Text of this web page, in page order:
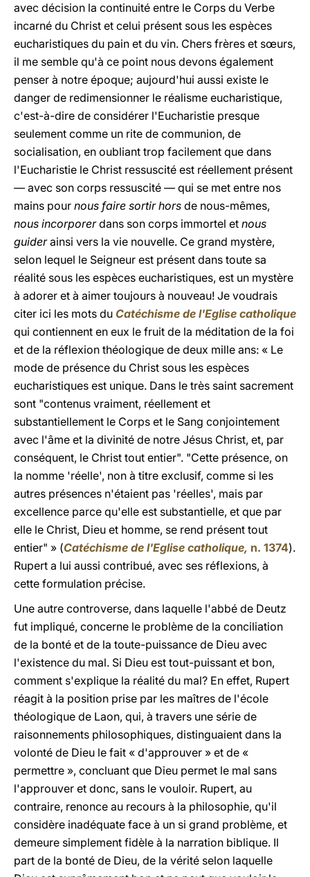
avec décision la continuité entre le Corps du Verbe
incarné du Christ et celui présent sous les espèces
eucharistiques du pain et du vin. Chers frères et sœurs,
il me semble qu'à ce point nous devons également
penser à notre époque; aujourd'hui aussi existe le
danger de redimensionner le réalisme eucharistique,
c'est-à-dire de considérer l'Eucharistie presque
seulement comme un rite de communion, de
socialisation, en oubliant trop facilement que dans
l'Eucharistie le Christ ressuscité est réellement présent
— avec son corps ressuscité — qui se met entre nos
mains pour nous faire sortir hors de nous-mêmes,
nous incorporerdans son corps immortel et nous
guiderainsi vers la vie nouvelle. Ce grand mystère,
selon lequel le Seigneur est présent dans toute sa
réalité sous les espèces eucharistiques, est un mystère
à adorer et à aimer toujours à nouveau! Je voudrais
citer ici les mots du Catéchisme de l'Eglise catholique
qui contiennent en eux le fruit de la méditation de la foi
et de la réflexion théologique de deux mille ans: « Le
mode de présence du Christ sous les espèces
eucharistiques est unique. Dans le très saint sacrement
sont "contenus vraiment, réellement et
substantiellement le Corps et le Sang conjointement
avec l'âme et la divinité de notre Jésus Christ, et, par
conséquent, le Christ tout entier". "Cette présence, on
la nomme 'réelle', non à titre exclusif, comme si les
autres présences n'étaient pas 'réelles', mais par
excellence parce qu'elle est substantielle, et que par
elle le Christ, Dieu et homme, se rend présent tout
entier" » (Catéchisme de l'Eglise catholique, n. 1374).
Rupert a lui aussi contribué, avec ses réflexions, à
cette formulation précise.
Une autre controverse, dans laquelle l'abbé de Deutz
fut impliqué, concerne le problème de la conciliation
de la bonté et de la toute-puissance de Dieu avec
l'existence du mal. Si Dieu est tout-puissant et bon,
comment s'explique la réalité du mal? En effet, Rupert
réagit à la position prise par les maîtres de l'école
théologique de Laon, qui, à travers une série de
raisonnements philosophiques, distinguaient dans la
volonté de Dieu le fait « d'approuver » et de «
permettre », concluant que Dieu permet le mal sans
l'approuver et donc, sans le vouloir. Rupert, au
contraire, renonce au recours à la philosophie, qu'il
considère inadéquate face à un si grand problème, et
demeure simplement fidèle à la narration biblique. Il
part de la bonté de Dieu, de la vérité selon laquelle